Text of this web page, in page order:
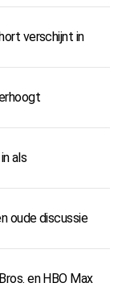
verschijnt in
als
oude discussie
en HBO Max